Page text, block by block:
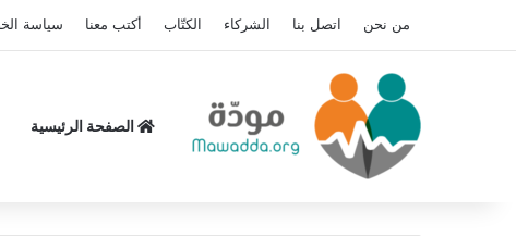
من نحن اتصل بنا الشركاء الكتّاب أكتب معنا سياسة
الصفحة الرئيسية